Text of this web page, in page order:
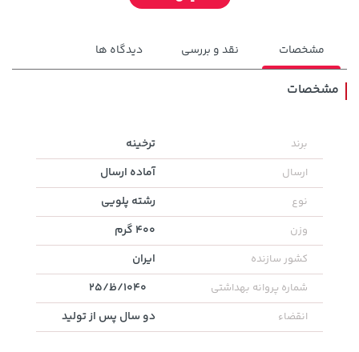
42,179,000 تومان
141,000 تومان
165,900
مشخصات نقد و بررسی دیدگاه ها
مشخصات
برند ترخینه
ارسال آماده ارسال
نوع رشته پلویی
وزن 400 گرم
کشور سازنده ایران
شماره پروانه بهداشتی 1040/ظ/25
انقضاء دو سال پس از تولید